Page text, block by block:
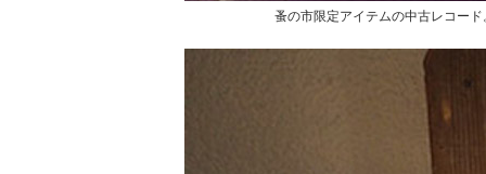
蚤の市限定アイテムの中古レコー